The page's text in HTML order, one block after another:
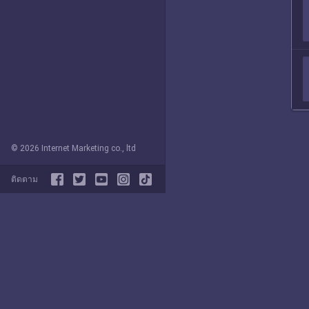
© 2026 Internet Marketing co., ltd
ติดตาม